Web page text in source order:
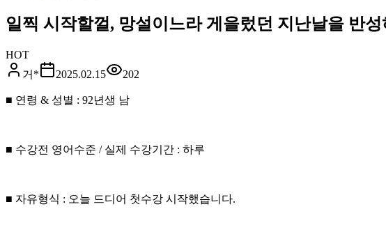
일찍 시작할껄, 망설이느라 게을렀던 지난날을 반
HOT
거*
2025.02.15 202
■ 연령 & 성별 : 92년생 남
■ 수강전 영어수준 / 실제 수강기간 : 하루
■ 자유형식 : 오늘 드디어 첫수강 시작했습니다.